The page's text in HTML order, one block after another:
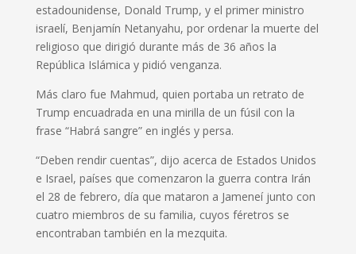
estadounidense, Donald Trump, y el primer ministro
israelí, Benjamín Netanyahu, por ordenar la muerte del
religioso que dirigió durante más de 36 años la
República Islámica y pidió venganza.
Más claro fue Mahmud, quien portaba un retrato de
Trump encuadrada en una mirilla de un fúsil con la
frase “Habrá sangre” en inglés y persa.
“Deben rendir cuentas”, dijo acerca de Estados Unidos
e Israel, países que comenzaron la guerra contra Irán
el 28 de febrero, día que mataron a Jameneí junto con
cuatro miembros de su familia, cuyos féretros se
encontraban también en la mezquita.